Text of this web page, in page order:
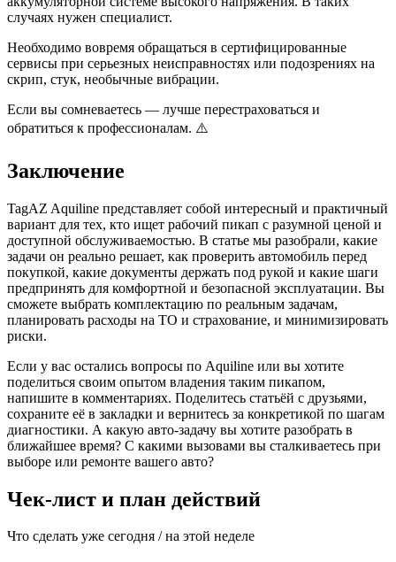
случаях нужен специалист.
Необходимо вовремя обращаться в сертифицированные
сервисы при серьезных неисправностях или подозрениях на
скрип, стук, необычные вибрации.
Если вы сомневаетесь — лучше перестраховаться и
обратиться к профессионалам. ⚠️
Заключение
TagAZ Aquiline представляет собой интересный и практичный
вариант для тех, кто ищет рабочий пикап с разумной ценой и
доступной обслуживаемостью. В статье мы разобрали, какие
задачи он реально решает, как проверить автомобиль перед
покупкой, какие документы держать под рукой и какие шаги
предпринять для комфортной и безопасной эксплуатации. Вы
сможете выбрать комплектацию по реальным задачам,
планировать расходы на ТО и страхование, и минимизировать
риски.
Если у вас остались вопросы по Aquiline или вы хотите
поделиться своим опытом владения таким пикапом,
напишите в комментариях. Поделитесь статьёй с друзьями,
сохраните её в закладки и вернитесь за конкретикой по шагам
диагностики. А какую авто‑задачу вы хотите разобрать в
ближайшее время? С какими вызовами вы сталкиваетесь при
выборе или ремонте вашего авто?
Чек‑лист и план действий
Что сделать уже сегодня / на этой неделе